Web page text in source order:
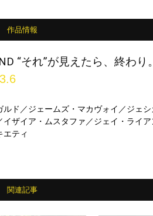
作品情報
“それ”が見えたら、終わり。
ルド／ジェームズ・マカヴォイ／ジェ
ザイア・ムスタファ／ジェイ・ライア
・ビーン ほか
エティ
関連記事